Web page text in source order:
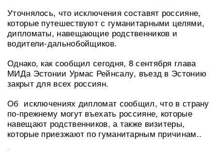
Уточнялось, что исключения составят россияне,
которые путешествуют с гуманитарными целями,
дипломаты, навещающие родственников и
водители-дальнобойщиков.
Однако, как сообщил сегодня, 8 сентября глава
МИДа Эстонии Урмас Рейнсалу, въезд в Эстонию
закрыт для всех россиян.
Об исключениях дипломат сообщил, что в страну
по-прежнему могут въехать россияне, которые
навещают родственников, а также визитеры,
которые приезжают по гуманитарным причинам..